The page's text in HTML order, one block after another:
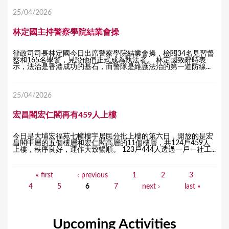
25/04/2026
林定國主持警察學院結業會操
律政司司長林定國今日出席警察學院結業會操，檢閱34名見習督
察和165名學警，見證他們正式成為執法者。 林定國致辭時表
示，法治是香港成功的基石，而警隊是維護法治的第一道防線...
25/04/2026
宏昌閣宏仁閣再有459人上樓
今日是大埔宏福苑七幢樓宇居民分批上樓的第六日，開放的是宏
昌閣中層的五個樓層和宏仁閣高層的11個樓層，共124戶459人
上樓，秩序良好，運作大致暢順。 123戶444人透過一戶一社工...
« first ‹ previous 1 2
3
4
5 6 7 next › last »
Upcoming Activities